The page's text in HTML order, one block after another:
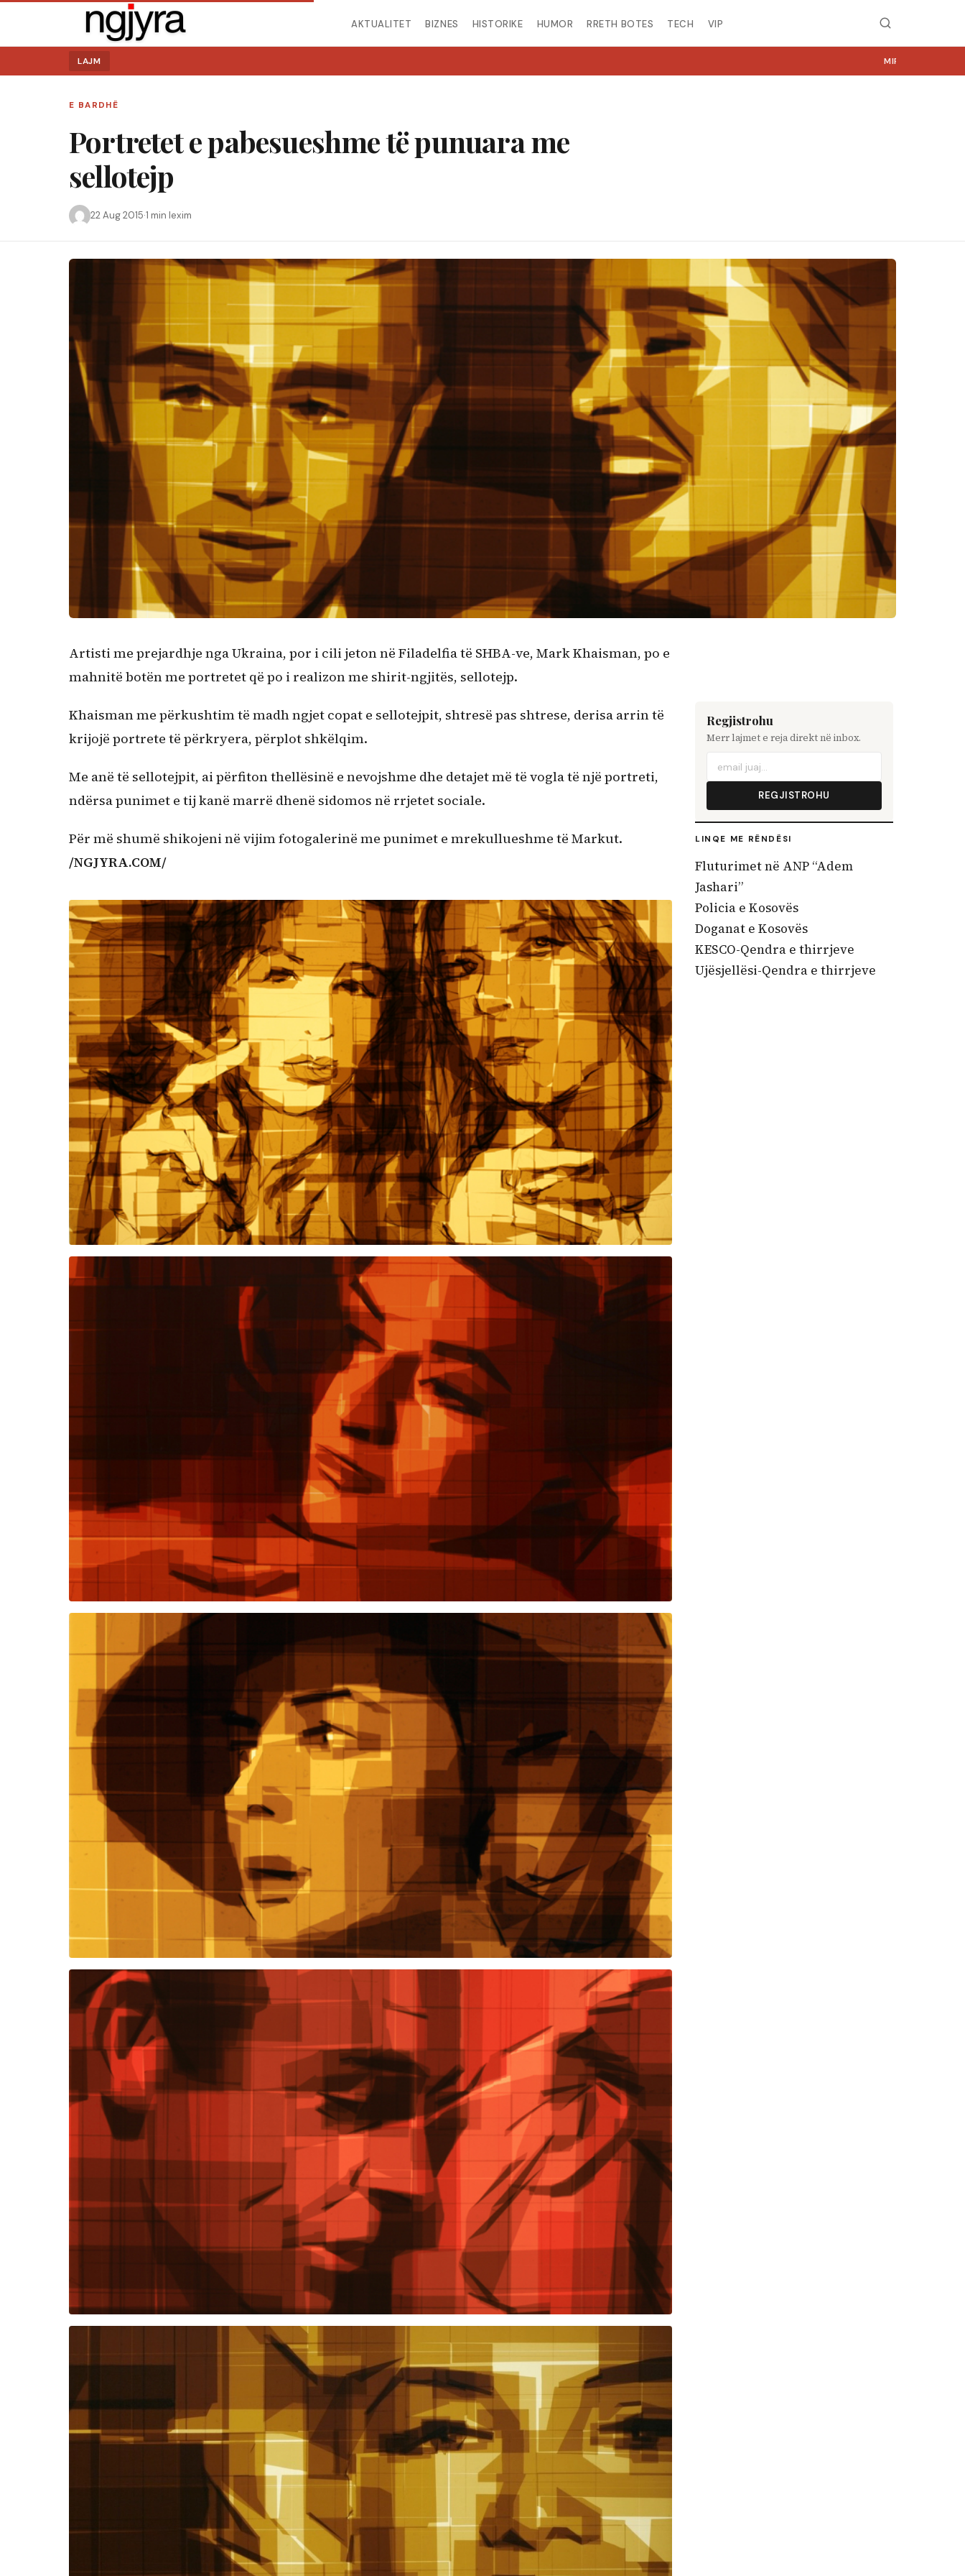
AKTUALITET BIZNES HISTORIKE HUMOR RRETH BOTES TECH VIP
LAJM MIRË SE VINI NË NGJYRA.COM
E BARDHË
Portretet e pabesueshme të punuara me
sellotejp
22 Aug 2015·1 min lexim
Artisti me prejardhje nga Ukraina, por i cili jeton në Filadelfia të SHBA-ve, Mark Khaisman, po e
mahnitë botën me portretet që po i realizon me shirit-ngjitës, sellotejp.
Khaisman me përkushtim të madh ngjet copat e sellotejpit, shtresë pas shtrese, derisa arrin të
krijojë portrete të përkryera, përplot shkëlqim.
Me anë të sellotejpit, ai përfiton thellësinë e nevojshme dhe detajet më të vogla të një portreti,
ndërsa punimet e tij kanë marrë dhenë sidomos në rrjetet sociale.
Për më shumë shikojeni në vijim fotogalerinë me punimet e mrekullueshme të Markut.
/NGJYRA.COM/
Regjistrohu
Merr lajmet e reja direkt në inbox.
REGJISTROHU
LINQE ME RËNDËSI
Fluturimet në ANP “Adem
Jashari”
Policia e Kosovës
Doganat e Kosovës
KESCO-Qendra e thirrjeve
Ujësjellësi-Qendra e thirrjeve